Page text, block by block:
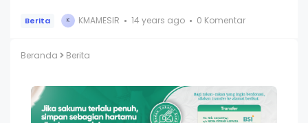
Berita K KMAMESIR 14 years ago 0 Komentar
Beranda Berita